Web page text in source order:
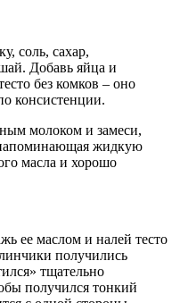
соль, сахар,
Добавь яйца и
без комков – оно
консистенции.
молоком и замеси,
жидкую
масла и хорошо
ее маслом и налей тесто
получились
тщательно
получился тонкий